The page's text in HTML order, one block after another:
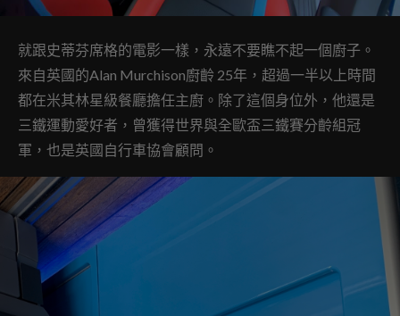
就跟史蒂芬席格的電影一樣，永遠不要瞧不起一個廚子。
來自英國的Alan Murchison廚齡 25年，超過一半以上時間
都在米其林星級餐廳擔任主廚。除了這個身位外，他還是
三鐵運動愛好者，曾獲得世界與全歐盃三鐵賽分齡組冠
軍，也是英國自行車協會顧問。